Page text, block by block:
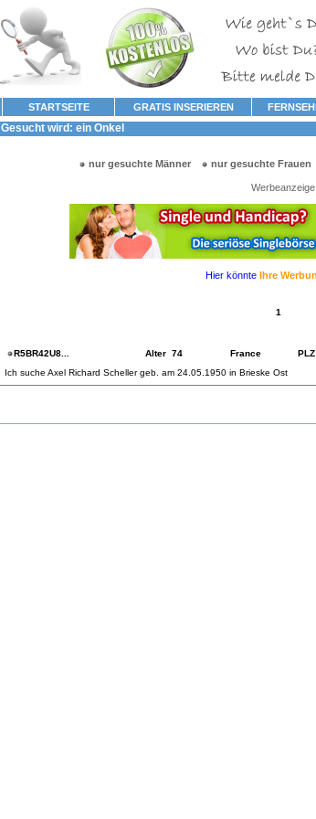
STARTSEITE GRATIS INSERIEREN
Gesucht wird: ein Onkel
nur gesuchte Männer nur gesuchte Frauen
Werbeanzeige
Hier könnte Ihre
1
R5BR42U8... Alter 74 France
Ich suche Axel Richard Scheller geb. am 24.05.1950 in Brieske Ost